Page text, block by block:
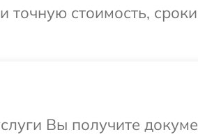
точную стоимость,
Вы получите